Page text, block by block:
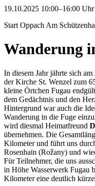
19.10.2025 10:00–16:00 Uhr
Start Oppach Am
Wanderung
In diesem Jahr jährte sich
der Kirche St. Wenzel zum
kleine Örtchen Fugau
dem Gedächtnis und den
Hintergrund war auch die
Wanderung in die Fuge
wird diesmal Heimatfreund
übernehmen. Die
Kilometer und führt uns
Rosenhain (Rožany) und
Für Teilnehmer, die uns
in Höhe Wasserwerk Fugau
Kilometer eine deutlich